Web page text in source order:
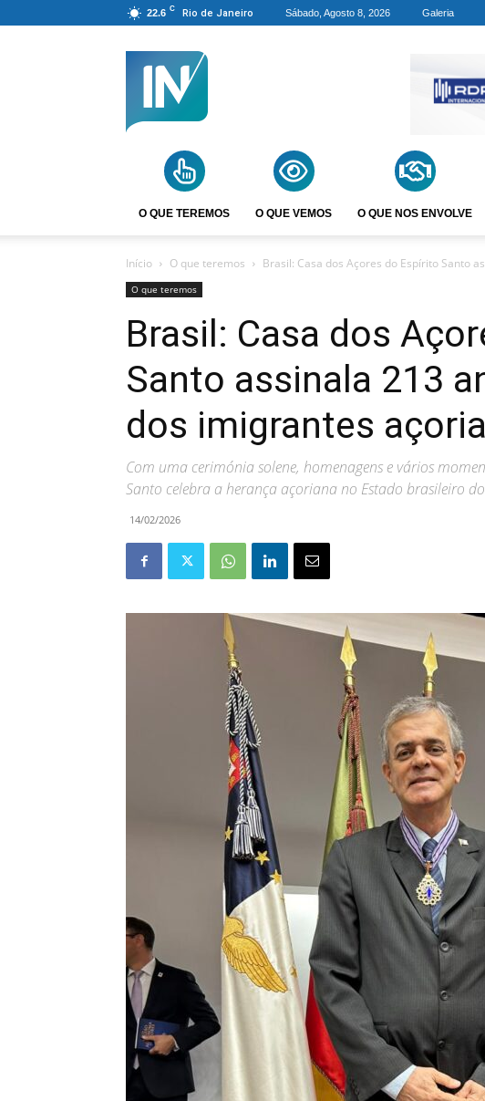
22.6 C Rio de Janeiro Sábado, Agosto 8, 2026 Galeria
O QUE TEREMOS O QUE VEMOS O QUE NOS ENVOLVE
Início O que teremos Brasil: Casa dos Açores do Espírito Santo
O que teremos
Brasil: Casa dos
Santo assinala 213
dos imigrantes
Com uma cerimónia solene, homenagens e vários
Santo celebra a herança açoriana no Estado brasileiro
14/02/2026